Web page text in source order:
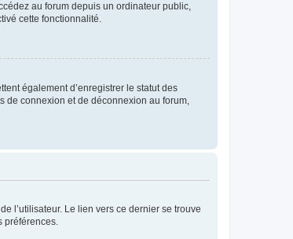
au forum depuis un ordinateur public,
cette fonctionnalité.
également d’enregistrer le statut des
de connexion et de déconnexion au forum,
l’utilisateur. Le lien vers ce dernier se trouve
préférences.